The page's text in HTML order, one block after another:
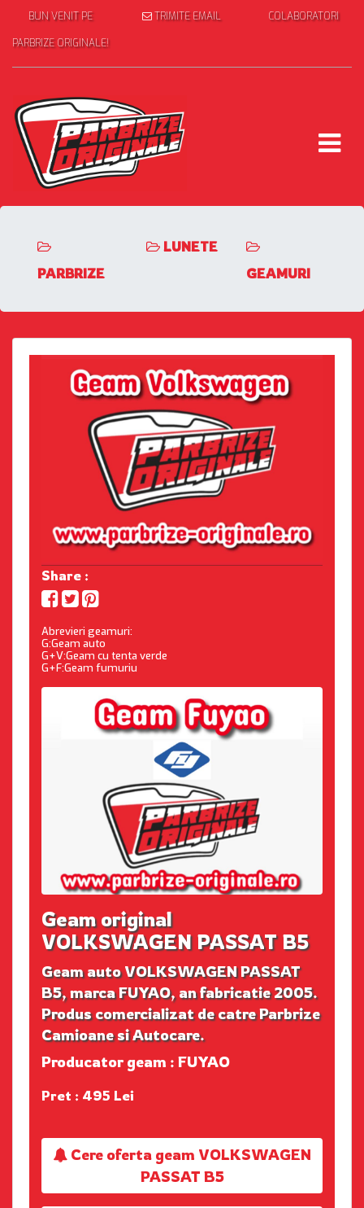
BUN VENIT PE
PARBRIZE ORIGINALE!
TRIMITE EMAIL COLABORATORI
PARBRIZE
LUNETE
GEAMURI
Share :
Abrevieri geamuri:
G:Geam auto
G+V:Geam cu tenta verde
G+F:Geam fumuriu
Geam original
VOLKSWAGEN PASSAT B5
Geam auto VOLKSWAGEN PASSAT
B5, marca FUYAO, an fabricatie 2005.
Produs comercializat de catre Parbrize
Camioane si Autocare.
Producator geam : FUYAO
Pret : 495 Lei
Cere oferta geam VOLKSWAGEN
PASSAT B5